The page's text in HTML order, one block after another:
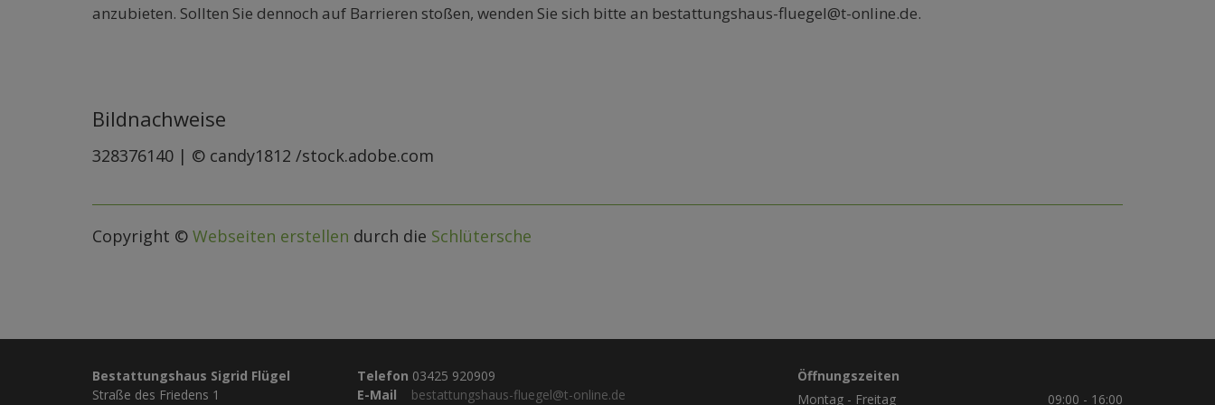
anzubieten. Sollten Sie dennoch auf Barrieren stoßen, wenden Sie sich bitte an bestattungshaus-fluegel@t-online.de.
Bildnachweise
328376140 | © candy1812 /stock.adobe.com
Copyright © Webseiten erstellen durch die Schlütersche
Bestattungshaus Sigrid Flügel
Straße des Friedens 1
Telefon 03425 920909
E-Mail
bestattungshaus-fluegel@t-online.de
Öffnungszeiten
Montag - Freitag
09:00 - 16:00